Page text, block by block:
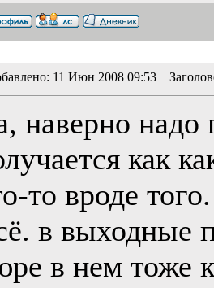
11 Июн 2008 09:53
наверно надо
как
то вроде того.
в выходные
в нем тоже